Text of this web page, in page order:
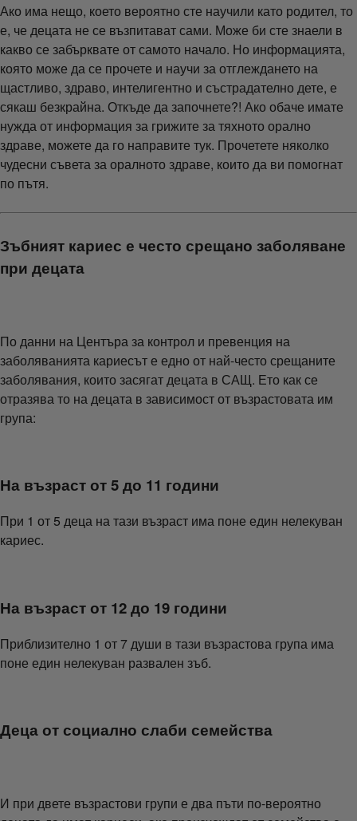
Ако има нещо, което вероятно сте научили като родител, то
е, че децата не се възпитават сами. Може би сте знаели в
какво се забърквате от самото начало. Но информацията,
която може да се прочете и научи за отглеждането на
щастливо, здраво, интелигентно и състрадателно дете, е
сякаш безкрайна. Откъде да започнете?! Ако обаче имате
нужда от информация за грижите за тяхното орално
здраве, можете да го направите тук. Прочетете няколко
чудесни съвета за оралното здраве, които да ви помогнат
по пътя.
Зъбният кариес е често срещано заболяване
при децата
По данни на Центъра за контрол и превенция на
заболяванията кариесът е едно от най-често срещаните
заболявания, които засягат децата в САЩ. Ето как се
отразява то на децата в зависимост от възрастовата им
група:
На възраст от 5 до 11 години
При 1 от 5 деца на тази възраст има поне един нелекуван
кариес.
На възраст от 12 до 19 години
Приблизително 1 от 7 души в тази възрастова група има
поне един нелекуван развален зъб.
Деца от социално слаби семейства
И при двете възрастови групи е два пъти по-вероятно